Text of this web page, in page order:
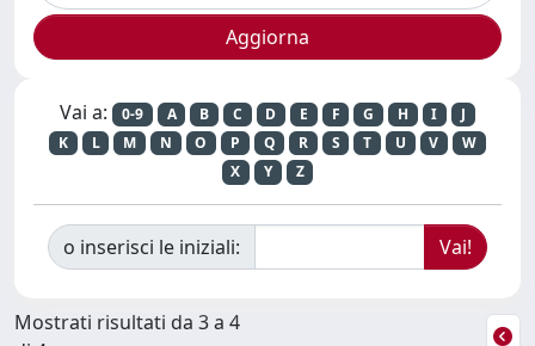
Vai a: 0-9 A B C D E F G H I
J
K
L M N O P Q R S T U V
W
X
Y Z
o inserisci le iniziali:
Mostrati risultati da 3 a 4